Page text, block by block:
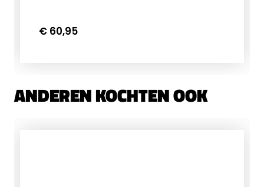
van een Weaver rail.
€ 60,95
ANDEREN KOCHTEN OOK